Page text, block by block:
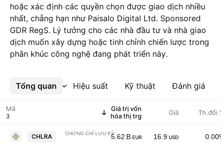
hoặc xác định các quyền chọn được giao dịch nhiều
nhất, chẳng hạn như Paisalo Digital Ltd. Sponsored
GDR RegS. Lý tưởng cho các nhà đầu tư và nhà giao
dịch muốn xây dựng hoặc tinh chỉnh chiến lược trong
phân khúc công nghệ đang phát triển này.
Tổng quan Hiệu suất Kỹ thuật Đánh giá
Xem thêm
Mã
Giá trị vốn
hóa thị trg
Giá Th.đổi
CHLRA Chailease Holding Co. Ltd. Sponsored GDR 144A
CHỨNG CHỈ LƯU KÝ5.62 B EUR 16.9 USD